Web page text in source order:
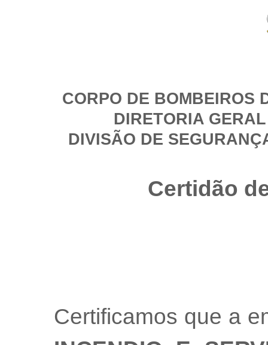
CORPO DE BOMBEIROS
DIRETORIA
DIVISÃO DE
Certidão
Certificamos que a